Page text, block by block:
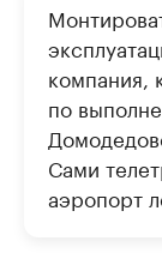
Крупные
Найдите и
компания,
по
Сами
аэропорт